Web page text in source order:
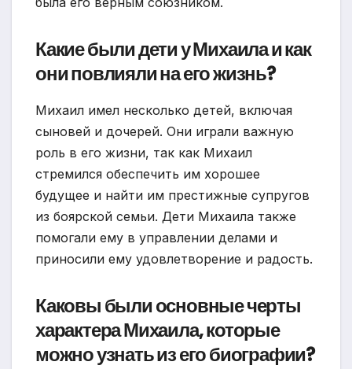
Какие были дети у Михаила и как
они повлияли на его жизнь?
Михаил имел несколько детей, включая
сыновей и дочерей. Они играли важную
роль в его жизни, так как Михаил
стремился обеспечить им хорошее
будущее и найти им престижные супругов
из боярской семьи. Дети Михаила также
помогали ему в управлении делами и
приносили ему удовлетворение и радость.
Каковы были основные черты
характера Михаила, которые
можно узнать из его биографии?